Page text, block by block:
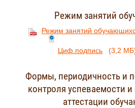
Режим занятий
Режим занятий
Циф.подпись (3,2
Формы, периодичность и
контроля успеваемости
аттестации